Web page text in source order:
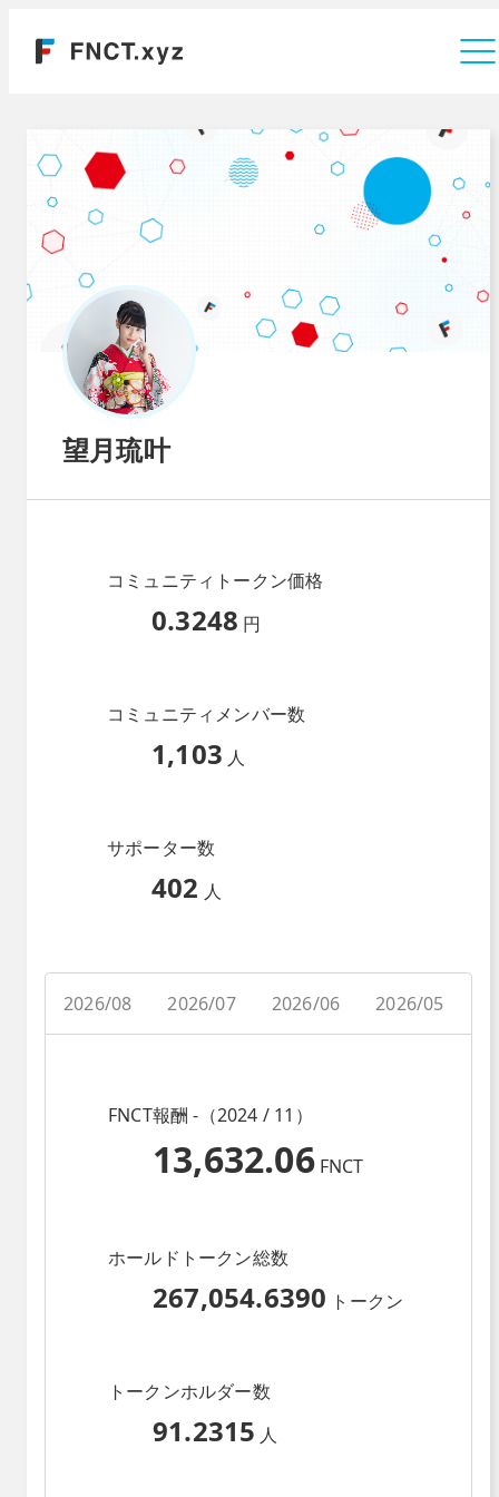
望月琉叶
コミュニティトークン価格
0.3248 円
コミュニティメンバー数
1,103 人
サポーター数
402 人
2026/08 2026/07 2026/06 2026/05
FNCT報酬 -（2024 / 11）
13,632.06 FNCT
ホールドトークン総数
267,054.6390 トークン
トークンホルダー数
91.2315 人